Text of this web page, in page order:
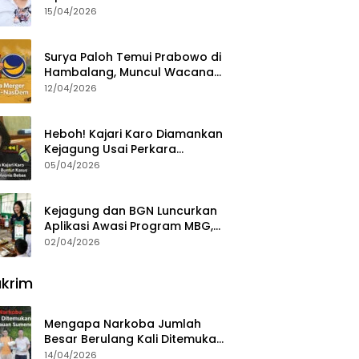
15/04/2026
Surya Paloh Temui Prabowo di
Hambalang, Muncul Wacana
Penggabungan NasDem dan
12/04/2026
Heboh! Kajari Karo Diamankan
Kejagung Usai Perkara
Videografer Divonis Bebas
05/04/2026
Kejagung dan BGN Luncurkan
Aplikasi Awasi Program MBG,
Begini Cara Lapornya
02/04/2026
Mengapa Narkoba Jumlah
Besar Berulang Kali Ditemukan
di Wilayah Kepulauan
14/04/2026